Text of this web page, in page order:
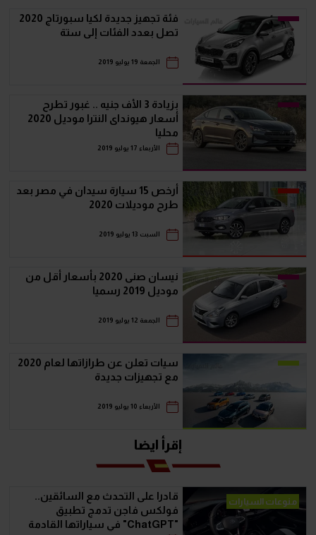
فئة تجهيز جديدة لكيا سبورتاج 2020
تصل بعدد الفئات إلى ستة
الجمعة 19 يوليو 2019
بزيادة 3 الأف جنيه .. غبور تطرح
أسعار هيونداى النترا موديل 2020
محليا
الأربعاء 17 يوليو 2019
أرخص 15 سيارة سيدان في مصر بعد
طرح موديلات 2020
السبت 13 يوليو 2019
نيسان صنى 2020 بأسعار أقل من
موديل 2019 رسميا
الجمعة 12 يوليو 2019
سيات تعلن عن طرازاتها لعام 2020
مع تجهيزات جديدة
الأربعاء 10 يوليو 2019
إقرأ ايضا
منوعات السيارات
قادرا على التحدث مع السائقين..
فولكس فاجن تدمج تطبيق
"ChatGPT" في سياراتها القادمة